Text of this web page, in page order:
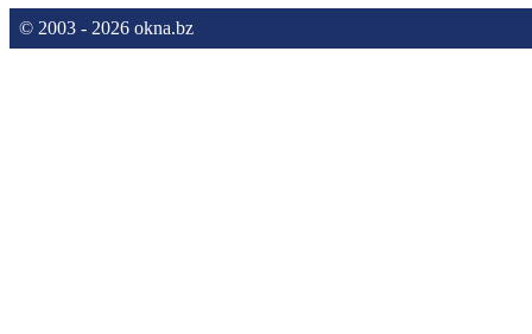
© 2003 - 2026 okna.bz